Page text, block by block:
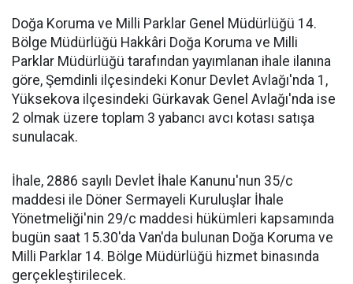
Doğa Koruma ve Milli Parklar Genel Müdürlüğü 14.
Bölge Müdürlüğü Hakkâri Doğa Koruma ve Milli
Parklar Müdürlüğü tarafından yayımlanan ihale ilanına
göre, Şemdinli ilçesindeki Konur Devlet Avlağı'nda 1,
Yüksekova ilçesindeki Gürkavak Genel Avlağı'nda ise
2 olmak üzere toplam 3 yabancı avcı kotası satışa
sunulacak.
İhale, 2886 sayılı Devlet İhale Kanunu'nun 35/c
maddesi ile Döner Sermayeli Kuruluşlar İhale
Yönetmeliği'nin 29/c maddesi hükümleri kapsamında
bugün saat 15.30'da Van'da bulunan Doğa Koruma ve
Milli Parklar 14. Bölge Müdürlüğü hizmet binasında
gerçekleştirilecek.